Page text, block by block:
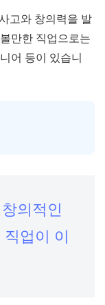
고와 창의력을 발
만한 직업으로는
어 등이 있습니
의적인
업이 이